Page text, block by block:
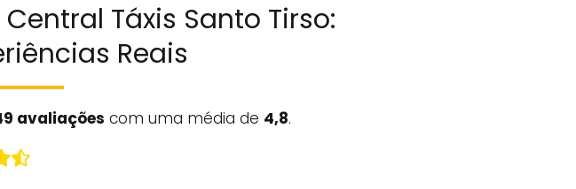
Táxis Santo Tirso:
Reais
avaliações com uma média de 4,8.